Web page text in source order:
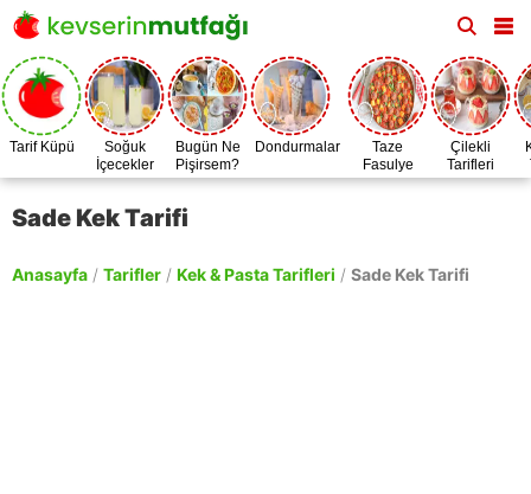
Tarif Küpü
Soğuk
İçecekler
Bugün Ne
Pişirsem?
Dondurmalar
Taze
Fasulye
Zamanı
Çilekli
Tarifleri
Sade Kek Tarifi
Anasayfa / Tarifler / Kek & Pasta Tarifleri / Sade Kek Tarifi